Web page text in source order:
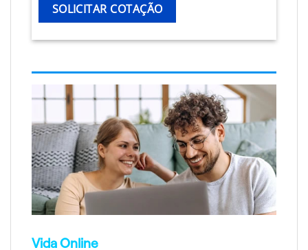
SOLICITAR COTAÇÃO
Vida Online